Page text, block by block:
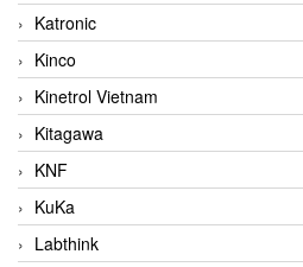
Katronic
Kinco
Kinetrol Vietnam
Kitagawa
KNF
KuKa
Labthink